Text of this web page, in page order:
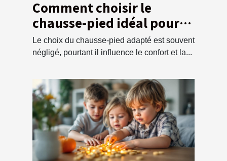
Comment choisir le
chausse-pied idéal pour
chaque type de chaussure
Le choix du chausse-pied adapté est souvent
négligé, pourtant il influence le confort et la...